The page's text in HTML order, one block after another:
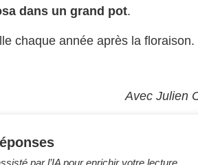
dans un grand pot.
chaque année après la
Avec Julien